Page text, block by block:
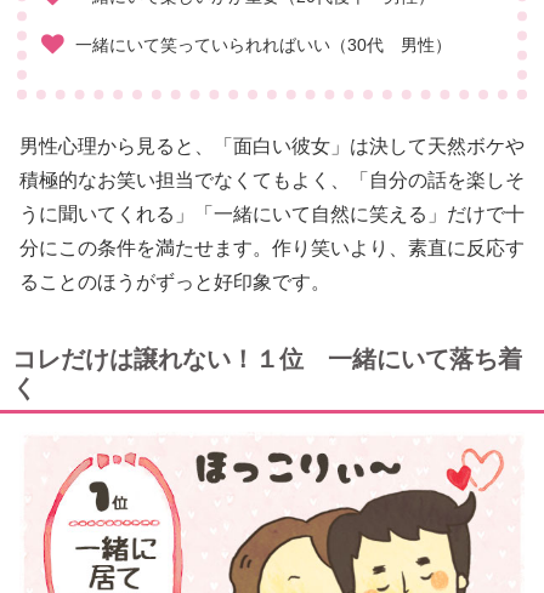
一緒にいて笑っていられればいい（30代 男性）
男性心理から見ると、「面白い彼女」は決して天然ボケや
積極的なお笑い担当でなくてもよく、「自分の話を楽しそ
うに聞いてくれる」「一緒にいて自然に笑える」だけで十
分にこの条件を満たせます。作り笑いより、素直に反応す
ることのほうがずっと好印象です。
コレだけは譲れない！１位 一緒にいて落ち着
く